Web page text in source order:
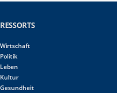
RESSORTS
Wirtschaft
Politik
Leben
Kultur
Gesundheit